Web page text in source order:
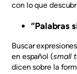
con lo que
“Palabras
Buscar
en español (small
dicen sobre la